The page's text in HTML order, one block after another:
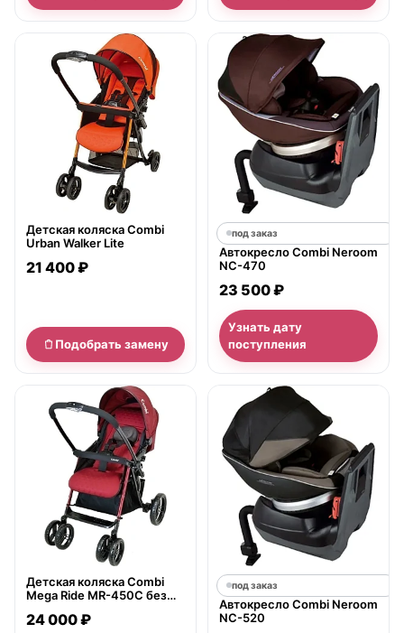
нет в продаже
Детская коляска Combi
Urban Walker Lite
21 400 ₽
Подобрать замену
под заказ
Автокресло Combi Neroom
NC-470
23 500 ₽
Узнать дату
поступления
нет в продаже
Детская коляска Combi
Mega Ride MR-450C без
24 000 ₽
под заказ
Автокресло Combi Neroom
NC-520